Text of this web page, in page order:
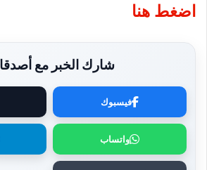
اضغط هنا
شارك الخبر مع
فيسبوك
واتساب